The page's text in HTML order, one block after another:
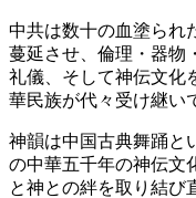
中共は数十の血塗られ
蔓延させ、倫理・器物
礼儀、そして神伝文化
華民族が代々受け継い
神韻は中国古典舞踊と
の中華五千年の神伝文
と神との絆を取り結び